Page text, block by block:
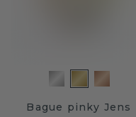
Bague pinky Jens